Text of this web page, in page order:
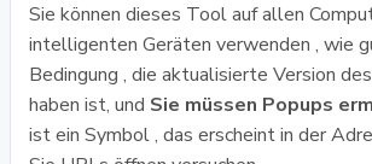
Sie können dieses Tool auf allen
intelligenten Geräten verwenden , wie
Bedingung , die aktualisierte Version
haben ist, und Sie müssen Popups
ist ein Symbol , das erscheint in der